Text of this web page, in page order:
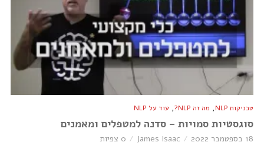
טכניקות NLP , מה זה NLP? , עוד על NLP
סוגסטיות סמויות – סדנה למטפלים ומאמנים
18 בספטמבר 2022 James Isaac 0 צפיות